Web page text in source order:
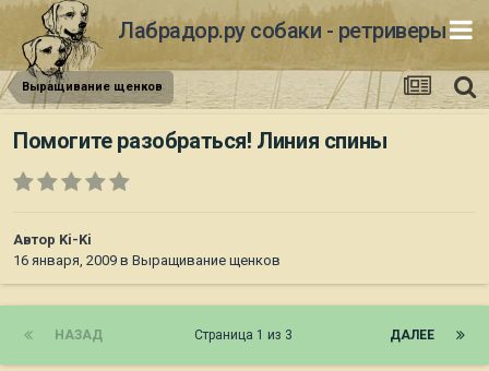
Лабрадор.ру собаки - ретриверы
Выращивание щенков
Помогите разобраться! Линия спины
Автор Ki-Ki
16 января, 2009 в Выращивание щенков
НАЗАД ДАЛЕЕ
Страница 1 из 3